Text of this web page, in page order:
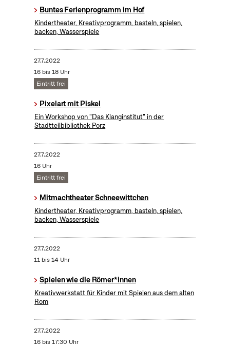
Buntes Ferienprogramm im Hof
Kindertheater, Kreativprogramm, basteln, spielen,
backen, Wasserspiele
27.7.2022
16 bis 18 Uhr
Eintritt frei
Pixelart mit Piskel
Ein Workshop von "Das Klanginstitut" in der
Stadtteilbibliothek Porz
27.7.2022
16 Uhr
Eintritt frei
Mitmachtheater Schneewittchen
Kindertheater, Kreativprogramm, basteln, spielen,
backen, Wasserspiele
27.7.2022
11 bis 14 Uhr
Spielen wie die Römer*innen
Kreativwerkstatt für Kinder mit Spielen aus dem alten
Rom
27.7.2022
16 bis 17:30 Uhr